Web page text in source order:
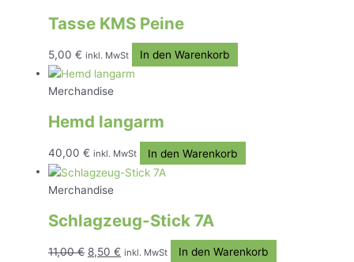
Tasse KMS Peine
5,00€ inkl. MwSt In den Warenkorb
Merchandise
Hemd langarm
40,00€ inkl. MwSt In den Warenkorb
Merchandise
Schlagzeug-Stick 7A
11,00€ Ursprünglicher
8,50€ Aktueller
inkl. MwSt In den Warenkorb